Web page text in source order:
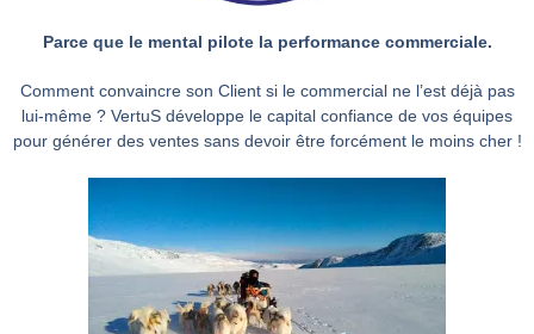
Parce que le mental pilote la performance commerciale.
Comment convaincre son Client si le commercial ne l’est déjà pas
lui-même ? VertuS développe le capital confiance de vos équipes
pour générer des ventes sans devoir être forcément le moins cher !